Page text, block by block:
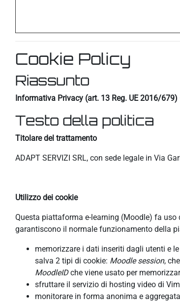
Cookie Policy
Riassunto
Informativa Privacy (art. 13 Reg. UE 2016/
Testo della politica
Titolare del trattamento
ADAPT SERVIZI SRL, con sede legale in Via
Utilizzo dei cookie
Questa piattaforma e-learning (Moodle) fa
garantiscono il normale funzionamento della
memorizzare i dati inseriti dagli utenti e
salva 2 tipi di cookie: Moodle session,
MoodleIDche viene usato per
sfruttare il servizio di hosting video di
monitorare in forma anonima e